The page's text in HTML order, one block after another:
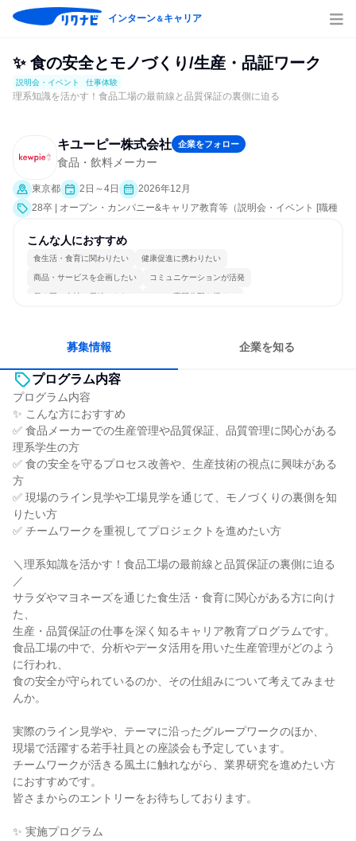
インターン＆キャリア
✨ 食の安全とモノづくり/生産・品証ワーク
説明会・イベント 仕事体験
理系知識を活かす！食品工場の最前線と品質保証の裏側に迫る
キユーピー株式会社 企業をフォロー
食品・飲料メーカー
東京都 2日～4日
2026年12月
28卒 | オープン・カンパニー&キャリア教育等（説明会・イベント [職種
界研究]、仕事体験）
こんな人におすすめ
食生活・食育に関わりたい 健康促進に携わりたい
商品・サービスを企画したい コミュニケーションが活発
長く同じ会社に居続けられる 一つの専門分野を極める
募集情報 企業を知る
プログラム内容
プログラム内容
✨ こんな方におすすめ
✅ 食品メーカーでの生産管理や品質保証、品質管理に関心がある
理系学生の方
✅ 食の安全を守るプロセス改善や、生産技術の視点に興味がある
方
✅ 現場のライン見学や工場見学を通じて、モノづくりの裏側を知
りたい方
✅ チームワークを重視してプロジェクトを進めたい方
＼理系知識を活かす！食品工場の最前線と品質保証の裏側に迫る
／
サラダやマヨネーズを通じた食生活・食育に関心がある方に向け
た、
生産・品質保証の仕事を深く知るキャリア教育プログラムです。
食品工場の中で、分析やデータ活用を用いた生産管理がどのよう
に行われ、
食の安全が守られているのか、その仕組みについて考えてみませ
んか。
実際のライン見学や、テーマに沿ったグループワークのほか、
現場で活躍する若手社員との座談会も予定しています。
チームワークが活きる風土に触れながら、業界研究を進めたい方
におすすめです。
皆さまからのエントリーをお待ちしております。
✨ 実施プログラム